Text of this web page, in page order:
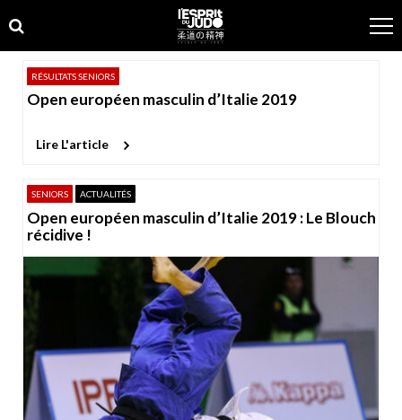
to
navigation
to
content
RÉSULTATS SENIORS
Open européen masculin d’Italie 2019
Lire L'article
SENIORS ACTUALITÉS
Open européen masculin d’Italie 2019 : Le Blouch
récidive !